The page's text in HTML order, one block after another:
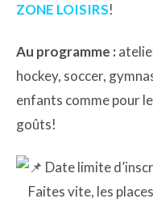
ZONE LOISIRS!
Au programme :
hockey, soccer,
enfants comme pour
goûts!
Date limite
Faites vite, les